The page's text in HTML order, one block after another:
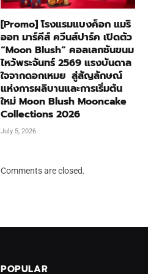
[Promo] โรงแรมแบงค็อก แมริ
ออท มาร์คีส์ ควีนส์ปาร์ค เปิดตัว
“Moon Blush” คอลเลกชันขนม
ไหว้พระจันทร์ 2569 แรงบันดาล
ใจจากดอกเหมย สู่สัญลักษณ์
แห่งการผลิบานและการเริ่มต้น
ใหม่ Moon Blush Mooncake
Collections 2026
July 5, 2026
Comments are closed.
POPULAR